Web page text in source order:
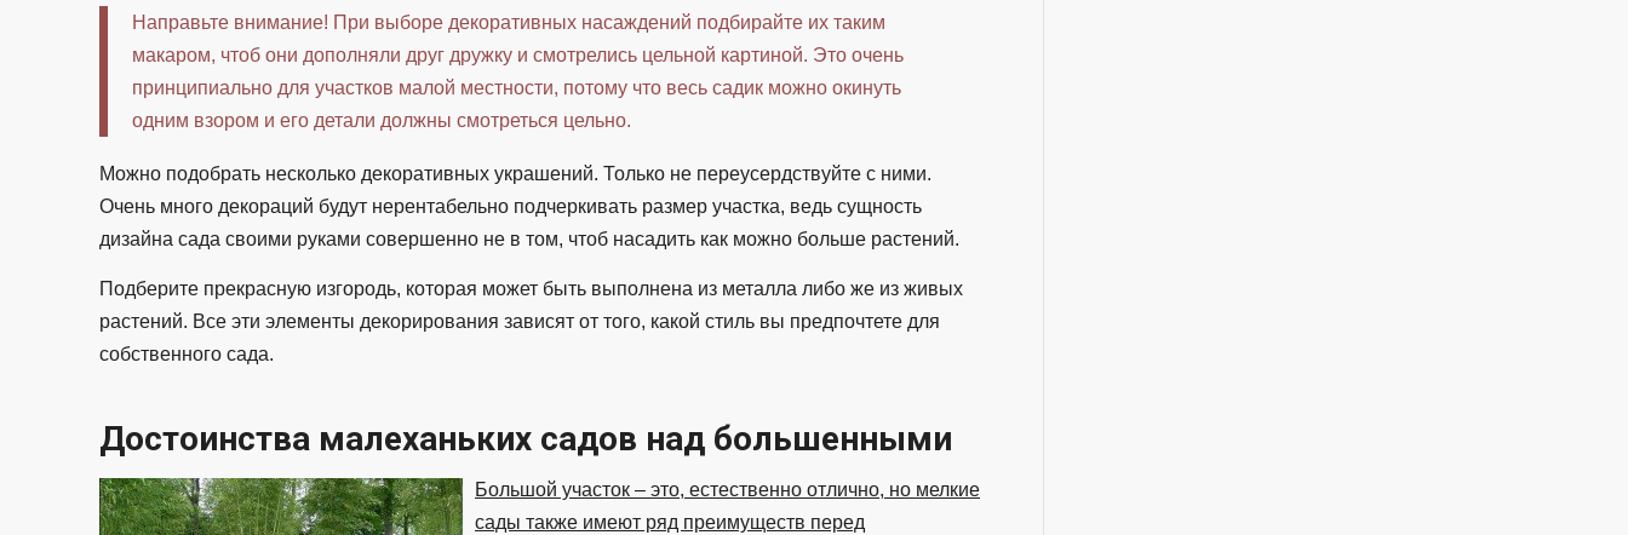
Направьте внимание! При выборе декоративных насаждений подбирайте их таким
макаром, чтоб они дополняли друг дружку и смотрелись цельной картиной. Это очень
принципиально для участков малой местности, потому что весь садик можно окинуть
одним взором и его детали должны смотреться цельно.
Можно подобрать несколько декоративных украшений. Только не переусердствуйте с ними.
Очень много декораций будут нерентабельно подчеркивать размер участка, ведь сущность
дизайна сада своими руками совершенно не в том, чтоб насадить как можно больше растений.
Подберите прекрасную изгородь, которая может быть выполнена из металла либо же из живых
растений. Все эти элементы декорирования зависят от того, какой стиль вы предпочтете для
собственного сада.
Достоинства малеханьких садов над большенными
Большой участок – это, естественно отлично, но мелкие
сады также имеют ряд преимуществ перед